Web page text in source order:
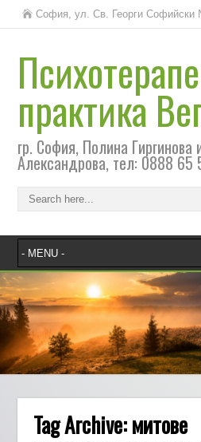
София, ул. Св. Георги
практика
гр. София, Полина Гиргинова
Александрова, тел: 0888
Tag Archive:митове